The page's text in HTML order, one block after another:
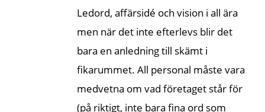
Ledord, affärsidé och vision i all ära
men när det inte efterlevs blir det
bara en anledning till skämt i
fikarummet. All personal måste vara
medvetna om vad företaget står för
(på riktigt, inte bara fina ord som